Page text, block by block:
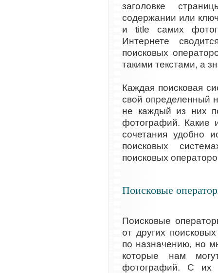
заголовке
содержании или
и title самих
Интернете
поисковых
такими текстами, а
Каждая поисковая
свой определенный
не каждый из них
фотографий. Какие
сочетания удобно
поисковых
поисковых
Поисковые
Поисковые
от других
по назначению, но
которые нам
фотографий. С их